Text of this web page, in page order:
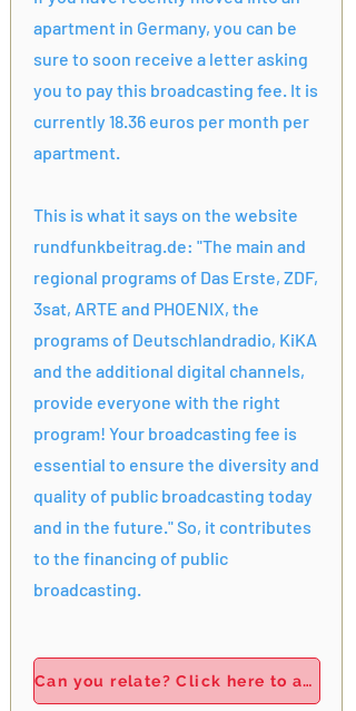
apartment in Germany, you can be
sure to soon receive a letter asking
you to pay this broadcasting fee. It is
currently 18.36 euros per month per
apartment.
This is what it says on the website
rundfunkbeitrag.de: "The main and
regional programs of Das Erste, ZDF,
3sat, ARTE and PHOENIX, the
programs of Deutschlandradio, KiKA
and the additional digital channels,
provide everyone with the right
program! Your broadcasting fee is
essential to ensure the diversity and
quality of public broadcasting today
and in the future." So, it contributes
to the financing of public
broadcasting.
Can you relate? Click here to add your own story!